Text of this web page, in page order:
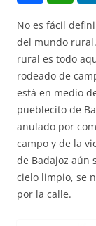
No es fácil
del mundo
rural es todo
rodeado de
está en medio
pueblecito de
anulado por
campo y de la
de Badajoz aún
cielo limpio, se
por la calle.